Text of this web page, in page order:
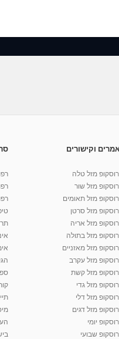
וקישורים
מזל טלה
מזל שור
מזל תאומים
מזל סרטן
מזל אריה
מזל בתולה
מזל מאזניים
מזל עקרב
מזל קשת
מזל גדי
מזל דלי
מזל דגים
יומי
שבועי